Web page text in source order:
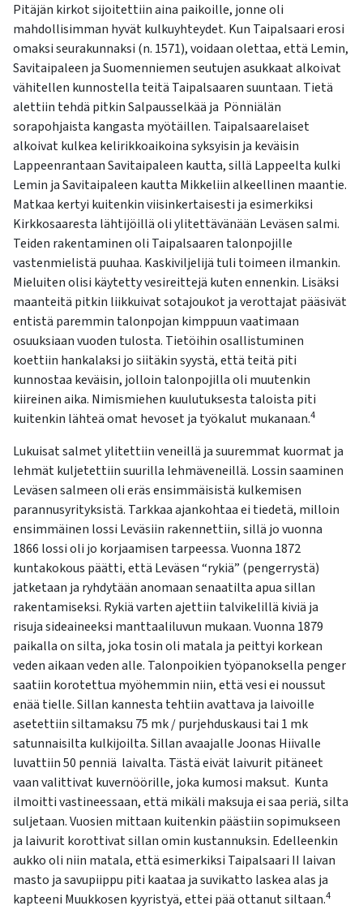
Pitäjän kirkot sijoitettiin aina paikoille, jonne oli
mahdollisimman hyvät kulkuyhteydet. Kun Taipalsaari erosi
omaksi seurakunnaksi (n. 1571), voidaan olettaa, että Lemin,
Savitaipaleen ja Suomenniemen seutujen asukkaat alkoivat
vähitellen kunnostella teitä Taipalsaaren suuntaan. Tietä
alettiin tehdä pitkin Salpausselkää ja Pönniälän
sorapohjaista kangasta myötäillen. Taipalsaarelaiset
alkoivat kulkea kelirikkoaikoina syksyisin ja keväisin
Lappeenrantaan Savitaipaleen kautta, sillä Lappeelta kulki
Lemin ja Savitaipaleen kautta Mikkeliin alkeellinen maantie.
Matkaa kertyi kuitenkin viisinkertaisesti ja esimerkiksi
Kirkkosaaresta lähtijöillä oli ylitettävänään Leväsen salmi.
Teiden rakentaminen oli Taipalsaaren talonpojille
vastenmielistä puuhaa. Kaskiviljelijä tuli toimeen ilmankin.
Mieluiten olisi käytetty vesireittejä kuten ennenkin. Lisäksi
maanteitä pitkin liikkuivat sotajoukot ja verottajat pääsivät
entistä paremmin talonpojan kimppuun vaatimaan
osuuksiaan vuoden tulosta. Tietöihin osallistuminen
koettiin hankalaksi jo siitäkin syystä, että teitä piti
kunnostaa keväisin, jolloin talonpojilla oli muutenkin
kiireinen aika. Nimismiehen kuulutuksesta taloista piti
kuitenkin lähteä omat hevoset ja työkalut mukanaan.4
Lukuisat salmet ylitettiin veneillä ja suuremmat kuormat ja
lehmät kuljetettiin suurilla lehmäveneillä. Lossin saaminen
Leväsen salmeen oli eräs ensimmäisistä kulkemisen
parannusyrityksistä. Tarkkaa ajankohtaa ei tiedetä, milloin
ensimmäinen lossi Leväsiin rakennettiin, sillä jo vuonna
1866 lossi oli jo korjaamisen tarpeessa. Vuonna 1872
kuntakokous päätti, että Leväsen “rykiä” (pengerrystä)
jatketaan ja ryhdytään anomaan senaatilta apua sillan
rakentamiseksi. Rykiä varten ajettiin talvikelillä kiviä ja
risuja sideaineeksi manttaaliluvun mukaan. Vuonna 1879
paikalla on silta, joka tosin oli matala ja peittyi korkean
veden aikaan veden alle. Talonpoikien työpanoksella penger
saatiin korotettua myöhemmin niin, että vesi ei noussut
enää tielle. Sillan kannesta tehtiin avattava ja laivoille
asetettiin siltamaksu 75 mk / purjehduskausi tai 1 mk
satunnaisilta kulkijoilta. Sillan avaajalle Joonas Hiivalle
luvattiin 50 penniä laivalta. Tästä eivät laivurit pitäneet
vaan valittivat kuvernöörille, joka kumosi maksut. Kunta
ilmoitti vastineessaan, että mikäli maksuja ei saa periä, silta
suljetaan. Vuosien mittaan kuitenkin päästiin sopimukseen
ja laivurit korottivat sillan omin kustannuksin. Edelleenkin
aukko oli niin matala, että esimerkiksi Taipalsaari II laivan
masto ja savupiippu piti kaataa ja suvikatto laskea alas ja
kapteeni Muukkosen kyyristyä, ettei pää ottanut siltaan.4